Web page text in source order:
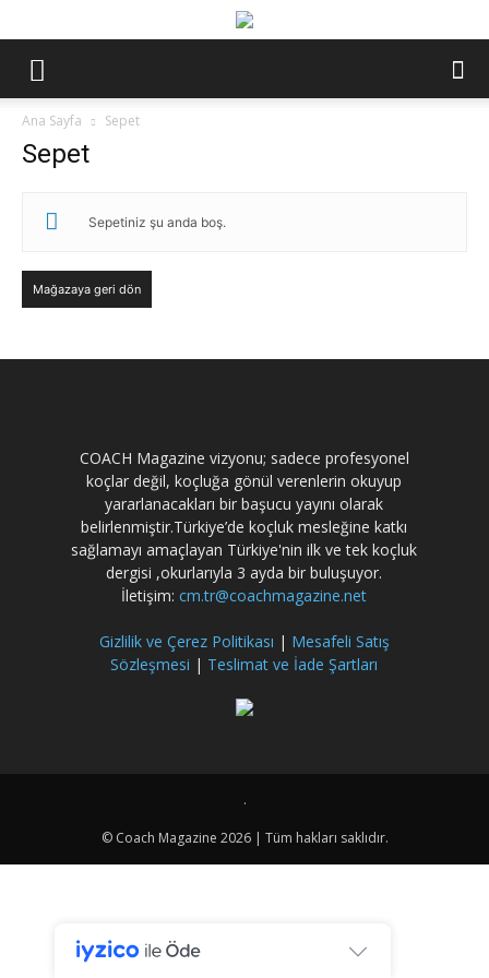
Ana Sayfa Sepet
Sepet
Sepetiniz şu anda boş.
Mağazaya geri dön
COACH Magazine vizyonu; sadece profesyonel
koçlar değil, koçluğa gönül verenlerin okuyup
yararlanacakları bir başucu yayını olarak
belirlenmiştir.Türkiye’de koçluk mesleğine katkı
sağlamayı amaçlayan Türkiye'nin ilk ve tek koçluk
dergisi ,okurlarıyla 3 ayda bir buluşuyor.
İletişim:cm.tr@coachmagazine.net
Gizlilik ve Çerez Politikası | Mesafeli Satış
Sözleşmesi | Teslimat ve İade Şartları
.
© Coach Magazine 2026 | Tüm hakları saklıdır.